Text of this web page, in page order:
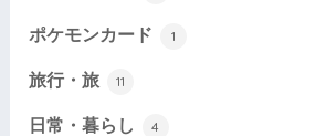
ポケモンカード 1
旅行・旅 11
日常・暮らし 4